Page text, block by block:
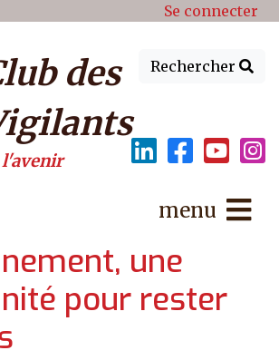
compte de Se connecter
Rechercher
des
menu
une
pour rester